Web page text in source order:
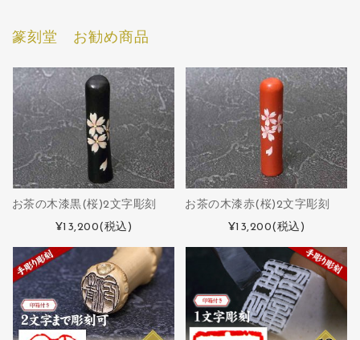
篆刻堂 お勧め商品
お茶の木漆黒(桜)2文字彫刻
¥13,200(税込)
お茶の木漆赤(桜)2文字彫刻
¥13,200(税込)